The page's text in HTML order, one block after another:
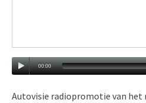
00:00
Autovisie radiopromotie van